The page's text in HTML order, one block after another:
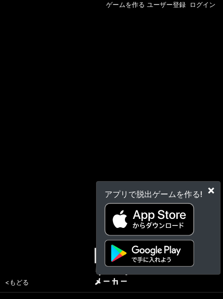
×
アプリで脱出ゲームを作る!
ゲームを作る ユーザー登録 ログイン
<もどる